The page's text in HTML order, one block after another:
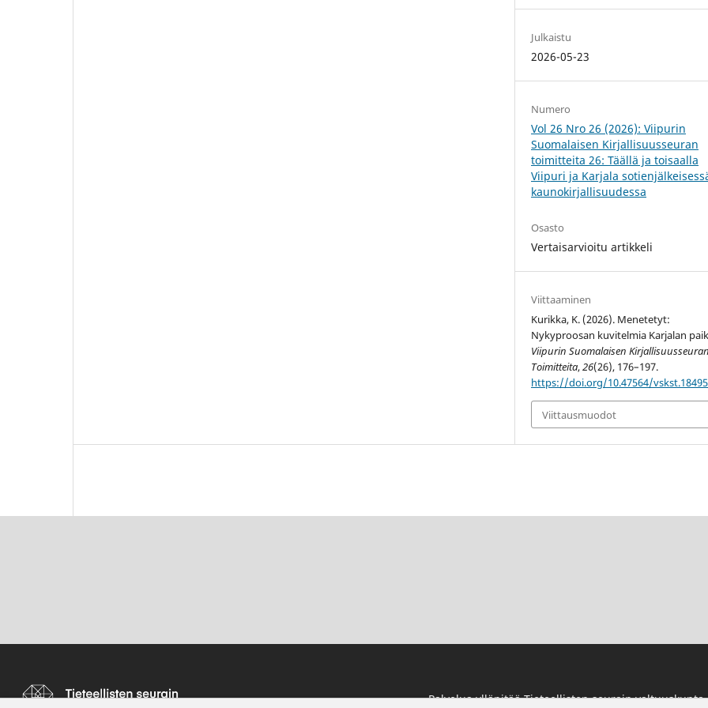
Julkaistu
2026-05-23
Numero
Vol 26 Nro 26 (2026): Viipurin
Suomalaisen Kirjallisuusseuran
toimitteita 26: Täällä ja toisaalla
Viipuri ja Karjala
kaunokirjallisuudessa
Osasto
Vertaisarvioitu artikkeli
Viittaaminen
Kurikka, K. (2026). Menetetyt:
Nykyproosan kuvitelmia Karjalan
Viipurin Suomalaisen
Toimitteita,26(26), 176–197.
https://doi.org/10.47564/
Viittausmuodot
Palvelua ylläpitääTieteellisten seurain valtuuskunta.